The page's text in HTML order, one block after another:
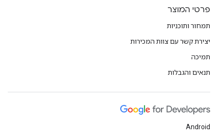
פרטי המוצר
תמחור ותוכניות
יצירת קשר עם צוות המכירות
תמיכה
תנאים והגבלות
Android